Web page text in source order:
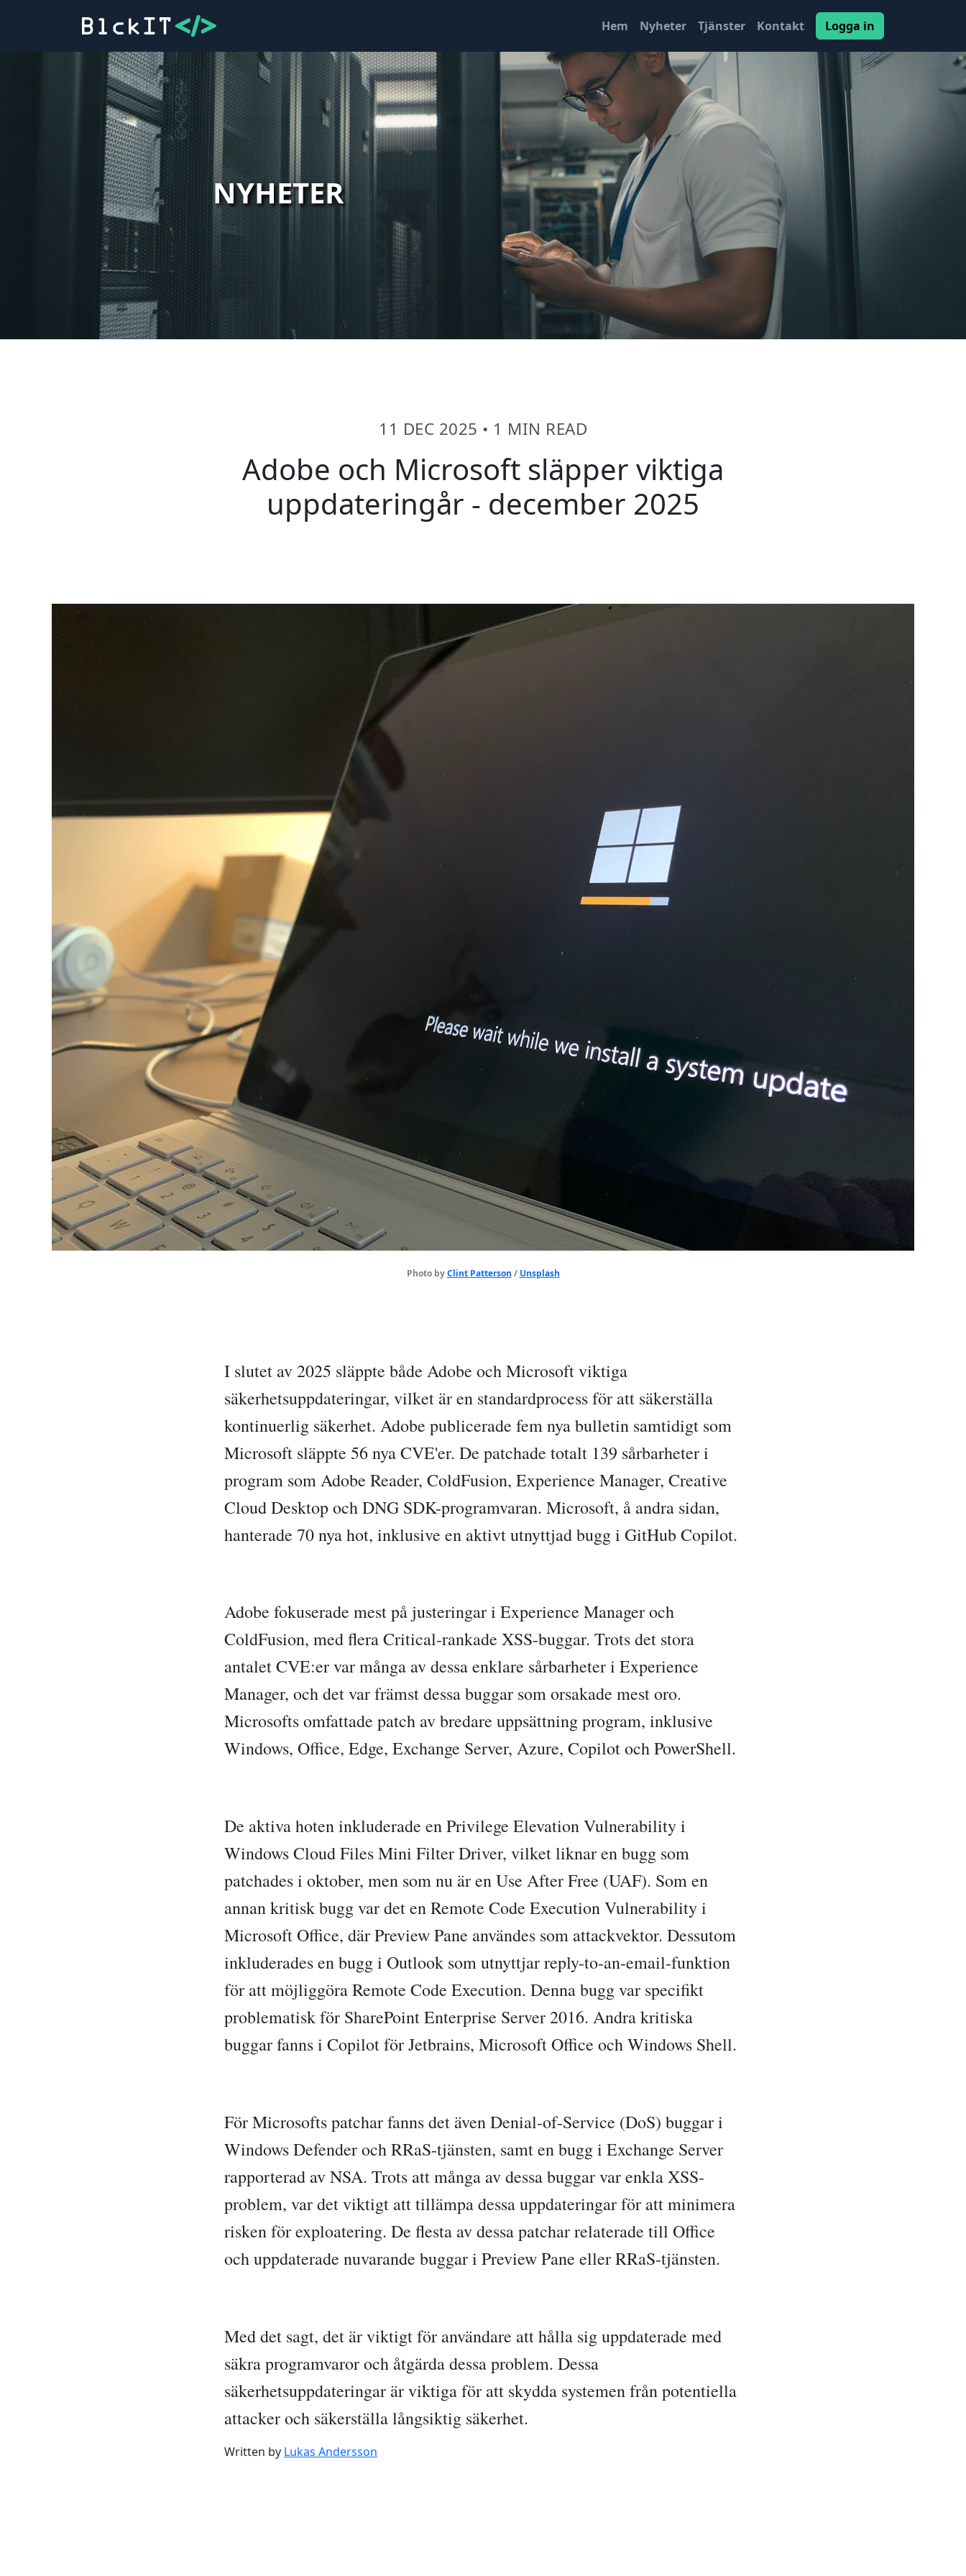
Hem Nyheter Tjänster Kontakt Logga in
NYHETER
11 DEC 2025 • 1 MIN READ
Adobe och Microsoft släpper viktiga
uppdateringår - december 2025
Photo by Clint Patterson / Unsplash
I slutet av 2025 släppte både Adobe och Microsoft viktiga
säkerhetsuppdateringar, vilket är en standardprocess för att säkerställa
kontinuerlig säkerhet. Adobe publicerade fem nya bulletin samtidigt som
Microsoft släppte 56 nya CVE'er. De patchade totalt 139 sårbarheter i
program som Adobe Reader, ColdFusion, Experience Manager, Creative
Cloud Desktop och DNG SDK-programvaran. Microsoft, å andra sidan,
hanterade 70 nya hot, inklusive en aktivt utnyttjad bugg i GitHub Copilot.
Adobe fokuserade mest på justeringar i Experience Manager och
ColdFusion, med flera Critical-rankade XSS-buggar. Trots det stora
antalet CVE:er var många av dessa enklare sårbarheter i Experience
Manager, och det var främst dessa buggar som orsakade mest oro.
Microsofts omfattade patch av bredare uppsättning program, inklusive
Windows, Office, Edge, Exchange Server, Azure, Copilot och PowerShell.
De aktiva hoten inkluderade en Privilege Elevation Vulnerability i
Windows Cloud Files Mini Filter Driver, vilket liknar en bugg som
patchades i oktober, men som nu är en Use After Free (UAF). Som en
annan kritisk bugg var det en Remote Code Execution Vulnerability i
Microsoft Office, där Preview Pane användes som attackvektor. Dessutom
inkluderades en bugg i Outlook som utnyttjar reply-to-an-email-funktion
för att möjliggöra Remote Code Execution. Denna bugg var specifikt
problematisk för SharePoint Enterprise Server 2016. Andra kritiska
buggar fanns i Copilot för Jetbrains, Microsoft Office och Windows Shell.
För Microsofts patchar fanns det även Denial-of-Service (DoS) buggar i
Windows Defender och RRaS-tjänsten, samt en bugg i Exchange Server
rapporterad av NSA. Trots att många av dessa buggar var enkla XSS-
problem, var det viktigt att tillämpa dessa uppdateringar för att minimera
risken för exploatering. De flesta av dessa patchar relaterade till Office
och uppdaterade nuvarande buggar i Preview Pane eller RRaS-tjänsten.
Med det sagt, det är viktigt för användare att hålla sig uppdaterade med
säkra programvaror och åtgärda dessa problem. Dessa
säkerhetsuppdateringar är viktiga för att skydda systemen från potentiella
attacker och säkerställa långsiktig säkerhet.
Written by Lukas Andersson